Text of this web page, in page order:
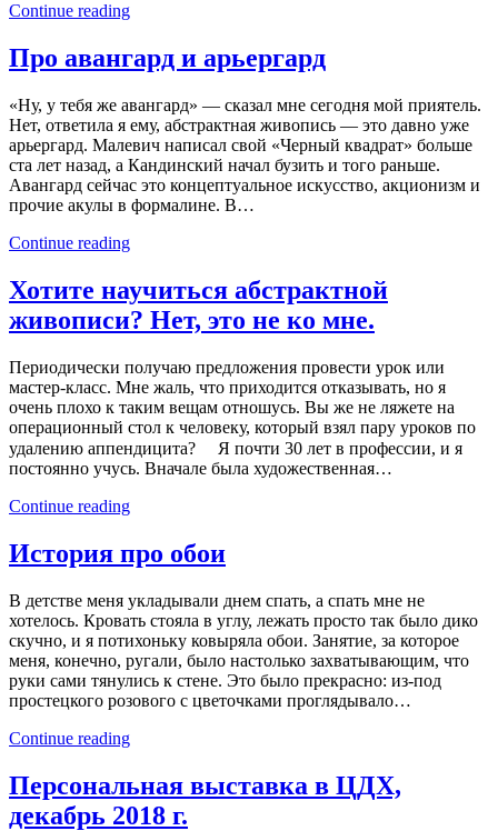
Continue reading
Про авангард и арьергард
«Ну, у тебя же авангард» — сказал мне сегодня мой приятель.
Нет, ответила я ему, абстрактная живопись — это давно уже
арьергард. Малевич написал свой «Черный квадрат» больше
ста лет назад, а Кандинский начал бузить и того раньше.
Авангард сейчас это концептуальное искусство, акционизм и
прочие акулы в формалине. В…
Continue reading
Хотите научиться абстрактной
живописи? Нет, это не ко мне.
Периодически получаю предложения провести урок или
мастер-класс. Мне жаль, что приходится отказывать, но я
очень плохо к таким вещам отношусь. Вы же не ляжете на
операционный стол к человеку, который взял пару уроков по
удалению аппендицита? ⠀ Я почти 30 лет в профессии, и я
постоянно учусь. Вначале была художественная…
Continue reading
История про обои
В детстве меня укладывали днем спать, а спать мне не
хотелось. Кровать стояла в углу, лежать просто так было дико
скучно, и я потихоньку ковыряла обои. Занятие, за которое
меня, конечно, ругали, было настолько захватывающим, что
руки сами тянулись к стене. Это было прекрасно: из-под
простецкого розового с цветочками проглядывало…
Continue reading
Персональная выставка в ЦДХ,
декабрь 2018 г.